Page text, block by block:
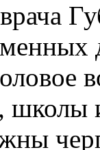
школы